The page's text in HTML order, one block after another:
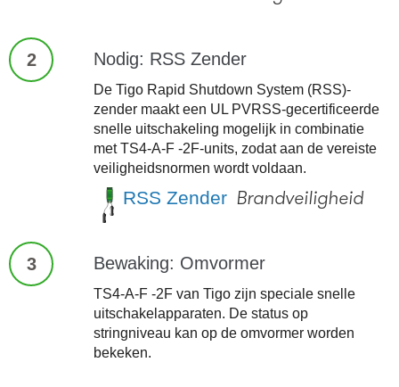
2 Nodig: RSS Zender
De Tigo Rapid Shutdown System (RSS)-
zender maakt een UL PVRSS-gecertificeerde
snelle uitschakeling mogelijk in combinatie
met TS4-A-F -2F-units, zodat aan de vereiste
veiligheidsnormen wordt voldaan.
RSS Zender Brandveiligheid
3 Bewaking: Omvormer
TS4-A-F -2F van Tigo zijn speciale snelle
uitschakelapparaten. De status op
stringniveau kan op de omvormer worden
bekeken.